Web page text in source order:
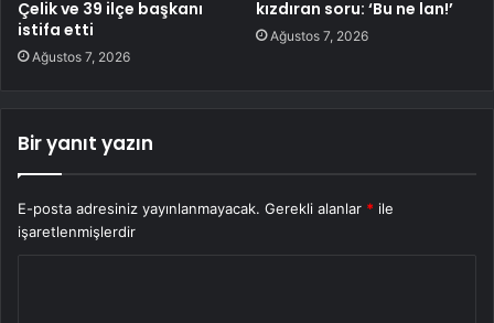
Çelik ve 39 ilçe başkanı
istifa etti
Ağustos 7, 2026
kızdıran soru: ‘Bu ne lan!’
Ağustos 7, 2026
Bir yanıt yazın
E-posta adresiniz yayınlanmayacak. Gerekli alanlar * ile
işaretlenmişlerdir